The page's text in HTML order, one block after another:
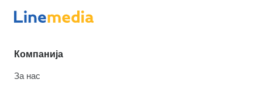
Компанија
За нас